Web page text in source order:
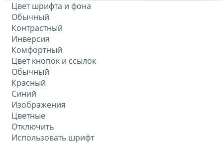
Цвет шрифта и фона
Обычный
Контрастный
Инверсия
Комфортный
Цвет кнопок и ссылок
Обычный
Красный
Синий
Изображения
Цветные
Отключить
Использовать шрифт